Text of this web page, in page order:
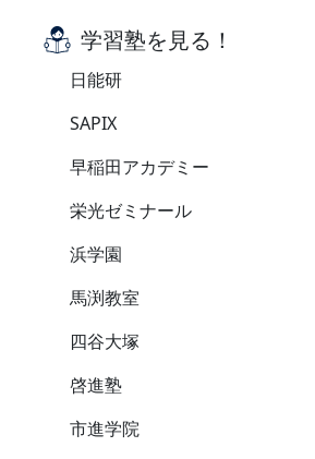
学習塾を見る！
日能研
SAPIX
早稲田アカデミー
栄光ゼミナール
浜学園
馬渕教室
四谷大塚
啓進塾
市進学院